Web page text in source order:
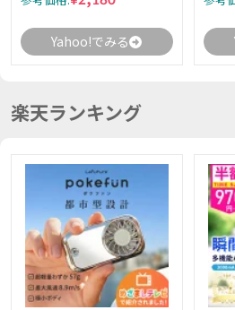
Yahoo!でみる
楽天ランキング